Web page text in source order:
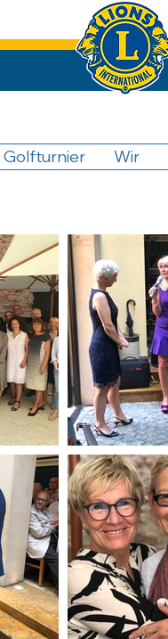
Golfturnier Wir